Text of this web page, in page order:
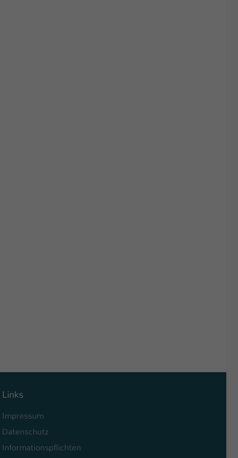
Links
Impressum
Datenschutz
Informationspflichten